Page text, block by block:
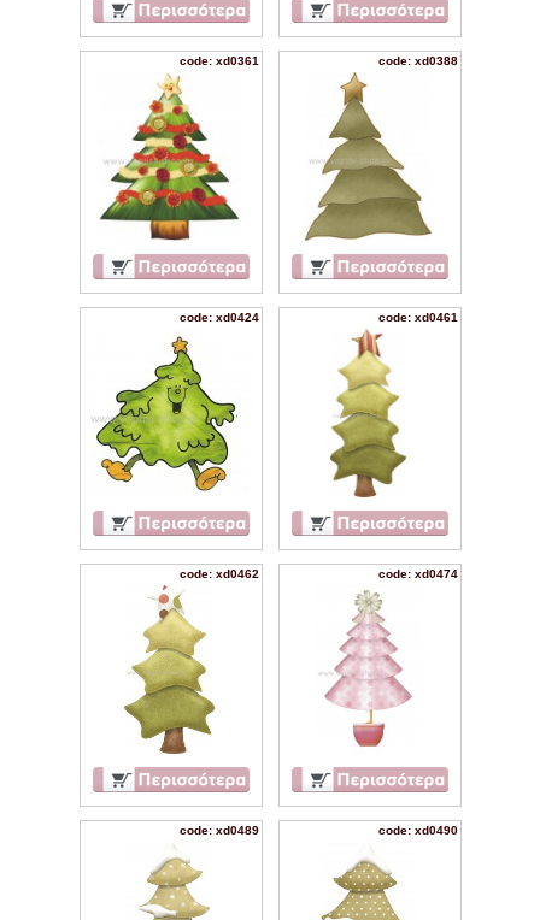
code: xd0361 code: xd0388
code: xd0424 code: xd0461
code: xd0462 code: xd0474
code: xd0489 code: xd0490